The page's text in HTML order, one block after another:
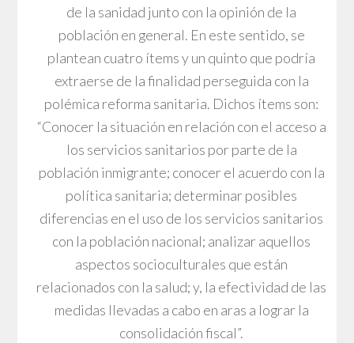
de la sanidad junto con la opinión de la
población en general. En este sentido, se
plantean cuatro ítems y un quinto que podría
extraerse de la finalidad perseguida con la
polémica reforma sanitaria. Dichos ítems son:
“Conocer la situación en relación con el acceso a
los servicios sanitarios por parte de la
población inmigrante; conocer el acuerdo con la
política sanitaria; determinar posibles
diferencias en el uso de los servicios sanitarios
con la población nacional; analizar aquellos
aspectos socioculturales que están
relacionados con la salud; y, la efectividad de las
medidas llevadas a cabo en aras a lograr la
consolidación fiscal”.